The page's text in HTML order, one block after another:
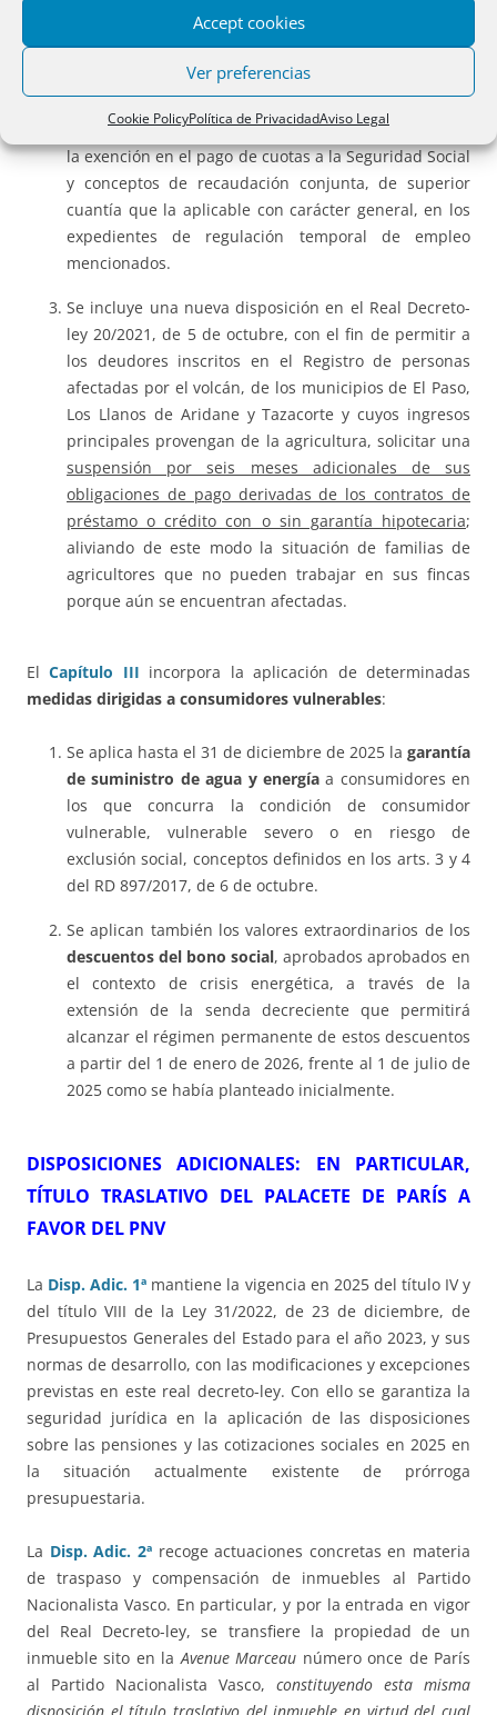
Accept cookies
Ver preferencias
Cookie PolicyPolítica de PrivacidadAviso Legal
volcánica, la prestación de cese de actividad para los
trabajadores autónomos que se han visto obligados a
cesar en la actividad como consecuencia directa de la
erupción volcánica; y las medidas extraordinarias de
Seguridad Social para los trabajadores autónomos y
la exención en el pago de cuotas a la Seguridad Social
y conceptos de recaudación conjunta, de superior
cuantía que la aplicable con carácter general, en los
expedientes de regulación temporal de empleo
mencionados.
Se incluye una nueva disposición en el Real Decreto-
ley 20/2021, de 5 de octubre, con el fin de permitir a
los deudores inscritos en el Registro de personas
afectadas por el volcán, de los municipios de El Paso,
Los Llanos de Aridane y Tazacorte y cuyos ingresos
principales provengan de la agricultura, solicitar una
suspensión por seis meses adicionales de sus
obligaciones de pago derivadas de los contratos de
préstamo o crédito con o sin garantía hipotecaria;
aliviando de este modo la situación de familias de
agricultores que no pueden trabajar en sus fincas
porque aún se encuentran afectadas.
ElCapítulo III incorpora la aplicación de determinadas
medidas dirigidas a consumidores vulnerables:
Se aplica hasta el 31 de diciembre de 2025 la garantía
de suministro de agua y energíaa consumidores en
los que concurra la condición de consumidor
vulnerable, vulnerable severo o en riesgo de
exclusión social, conceptos definidos en los arts. 3 y 4
del RD 897/2017, de 6 de octubre.
Se aplican también los valores extraordinarios de los
descuentos del bono social, aprobados aprobados en
el contexto de crisis energética, a través de la
extensión de la senda decreciente que permitirá
alcanzar el régimen permanente de estos descuentos
a partir del 1 de enero de 2026, frente al 1 de julio de
2025 como se había planteado inicialmente.
DISPOSICIONES ADICIONALES: EN PARTICULAR,
TÍTULO TRASLATIVO DEL PALACETE DE PARÍS A
FAVOR DEL PNV
La Disp. Adic. 1ª mantiene la vigencia en 2025 del título IV y
del título VIII de la Ley 31/2022, de 23 de diciembre, de
Presupuestos Generales del Estado para el año 2023, y sus
normas de desarrollo, con las modificaciones y excepciones
previstas en este real decreto-ley. Con ello se garantiza la
seguridad jurídica en la aplicación de las disposiciones
sobre las pensiones y las cotizaciones sociales en 2025 en
la situación actualmente existente de prórroga
presupuestaria.
La Disp. Adic. 2ªrecoge actuaciones concretas en materia
de traspaso y compensación de inmuebles al Partido
Nacionalista Vasco. En particular, y por la entrada en vigor
del Real Decreto-ley, se transfiere la propiedad de un
inmueble sito en laAvenue Marceau número once de París
al Partido Nacionalista Vasco, constituyendo esta misma